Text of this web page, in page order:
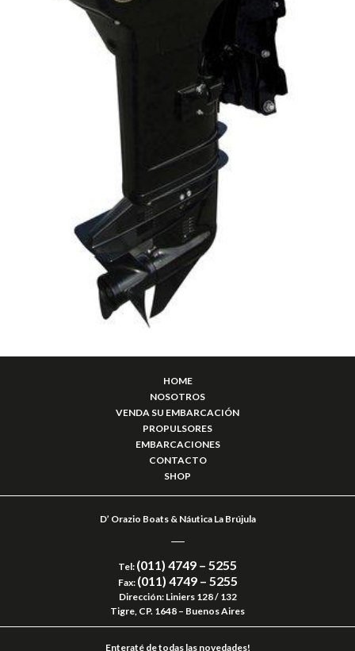
HOME
NOSOTROS
VENDA SU EMBARCACIÓN
PROPULSORES
EMBARCACIONES
CONTACTO
SHOP
D’ Orazio Boats & Náutica La Brújula
Tel: (011) 4749 – 5255
Fax: (011) 4749 – 5255
Dirección: Liniers 128 / 132
Tigre, CP. 1648 – Buenos Aires
Enteraté de todas las novedades!